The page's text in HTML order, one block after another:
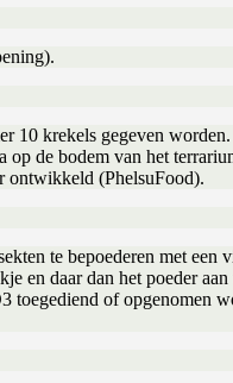
10 krekels gegeven
de bodem van het
ontwikkeld (PhelsuFood).
te bepoederen met een
daar dan het poeder
of opgenomen